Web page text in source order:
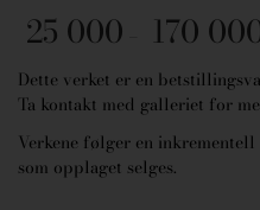
25 000 170
Dette verket er en
Ta kontakt med galleriet for
Verkene følger en
som opplaget selges.